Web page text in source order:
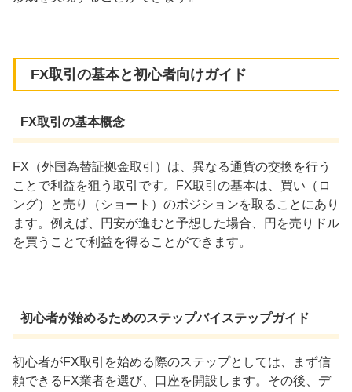
FX取引の基本と初心者向けガイド
FX取引の基本概念
FX（外国為替証拠金取引）は、異なる通貨の交換を行う
ことで利益を狙う取引です。FX取引の基本は、買い（ロ
ング）と売り（ショート）のポジションを取ることにあり
ます。例えば、円安が進むと予想した場合、円を売りドル
を買うことで利益を得ることができます。
初心者が始めるためのステップバイステップガイド
初心者がFX取引を始める際のステップとしては、まず信
頼できるFX業者を選び、口座を開設します。その後、デ